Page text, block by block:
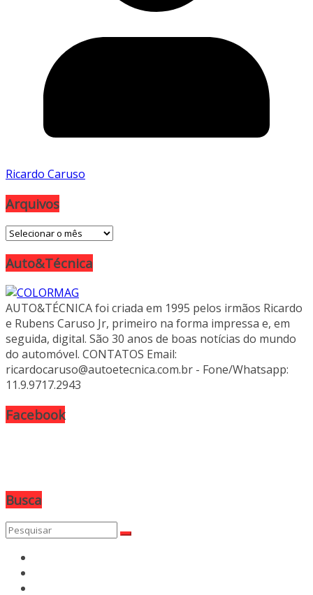
Ricardo Caruso
Arquivos
Arquivos
Auto&Técnica
AUTO&TÉCNICA foi criada em 1995 pelos irmãos Ricardo
e Rubens Caruso Jr, primeiro na forma impressa e, em
seguida, digital. São 30 anos de boas notícias do mundo
do automóvel. CONTATOS Email:
ricardocaruso@autoetecnica.com.br - Fone/Whatsapp:
11.9.9717.2943
Facebook
Busca